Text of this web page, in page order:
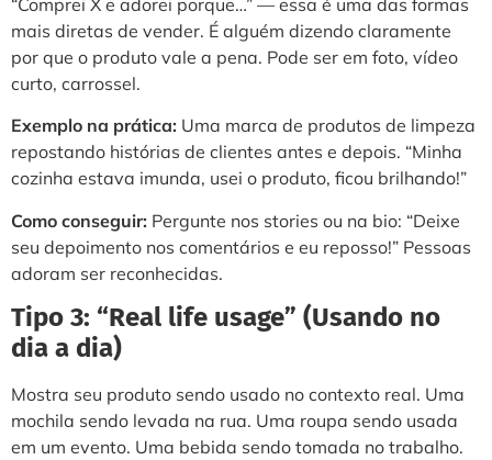
mais diretas de vender. É alguém dizendo claramente
por que o produto vale a pena. Pode ser em foto, vídeo
curto, carrossel.
Exemplo na prática: Uma marca de produtos de limpeza
repostando histórias de clientes antes e depois. “Minha
cozinha estava imunda, usei o produto, ficou brilhando!”
Como conseguir: Pergunte nos stories ou na bio: “Deixe
seu depoimento nos comentários e eu reposso!” Pessoas
adoram ser reconhecidas.
Tipo 3: “Real life usage” (Usando no
dia a dia)
Mostra seu produto sendo usado no contexto real. Uma
mochila sendo levada na rua. Uma roupa sendo usada
em um evento. Uma bebida sendo tomada no trabalho.